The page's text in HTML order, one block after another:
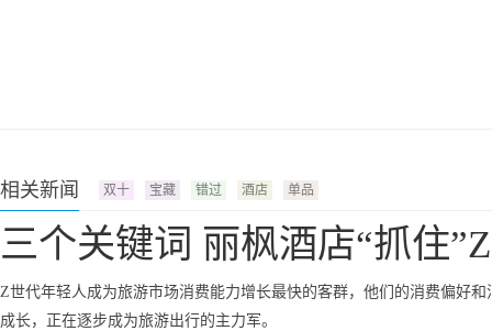
相关新闻 双十 宝藏 错过 酒店 单品
三个关键词 丽枫酒店“抓住
Z世代年轻人成为旅游市场消费能力增长最快的客群，他们的消费偏好
成长，正在逐步成为旅游出行的主力军。